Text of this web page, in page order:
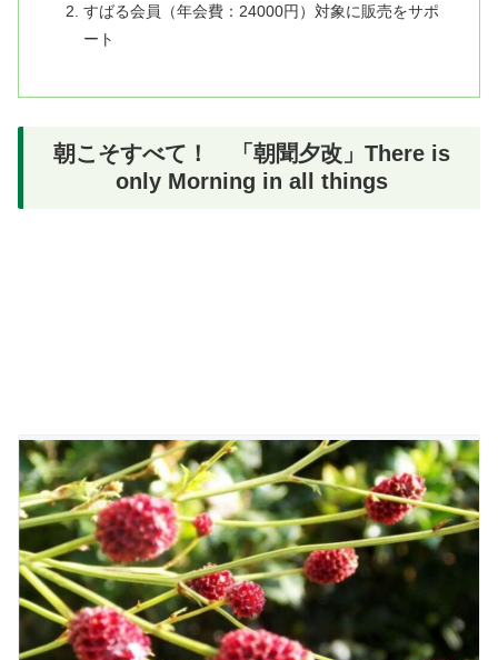
すばる会員（年会費：24000円）対象に販売をサポ
ート
朝こそすべて！ 「朝聞夕改」There is
only Morning in all things